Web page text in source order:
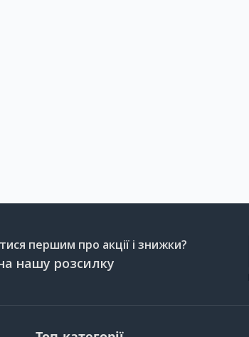
першим про акції і знижки?
нашу розсилку